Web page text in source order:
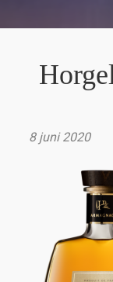
8 juni 2020